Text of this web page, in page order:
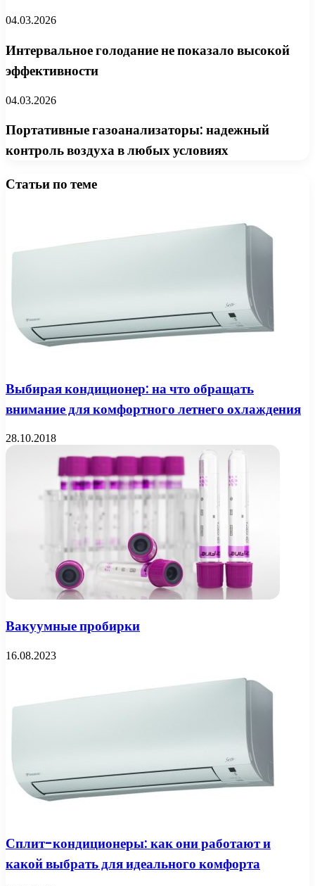
04.03.2026
Интервальное голодание не показало высокой
эффективности
04.03.2026
Портативные газоанализаторы: надежный
контроль воздуха в любых условиях
Статьи по теме
Выбирая кондиционер: на что обращать
внимание для комфортного летнего охлаждения
28.10.2018
Вакуумные пробирки
16.08.2023
Сплит-кондиционеры: как они работают и
какой выбрать для идеального комфорта